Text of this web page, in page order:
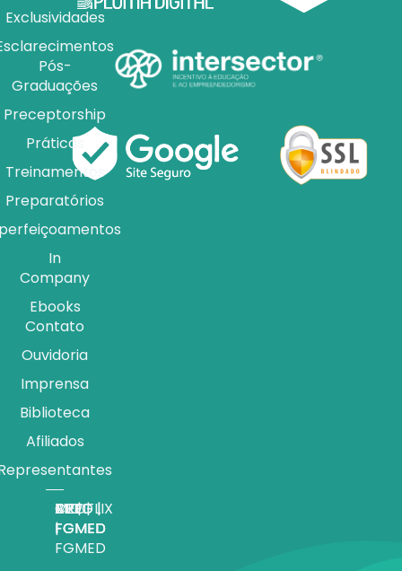
Exclusividades
Pós-
Graduações
Preceptorship
Práticas
Treinamentos
Preparatórios
In
Company
Ebooks
Contato
Ouvidoria
Imprensa
Biblioteca
Afiliados
APP |
FGMED
MEDFLIX
|
FGMED
CRED |
FGMED
BLOG |
FGMED
TV |
FGMED